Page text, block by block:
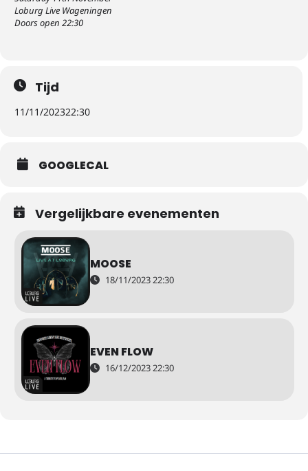
Loburg Live Wageningen
Doors open 22:30
Tijd
11/11/202322:30
GOOGLECAL
Vergelijkbare evenementen
MOOSE
18/11/2023 22:30
EVEN FLOW
16/12/2023 22:30